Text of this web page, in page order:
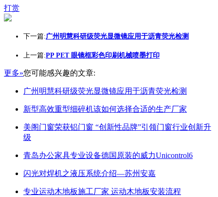
打赏
下一篇:广州明慧科研级荧光显微镜应用于沥青荧光检测
上一篇:PP PET 眼镜框彩色印刷机械喷墨打印
更多»您可能感兴趣的文章:
广州明慧科研级荧光显微镜应用于沥青荧光检测
新型高效重型细碎机该如何选择合适的生产厂家
美阁门窗荣获铝门窗 “创新性品牌”引领门窗行业创新升
级
青岛办公家具专业设备德国原装的威力Unicontrol6
闪光对焊机之液压系统介绍—苏州安嘉
专业运动木地板施工厂家 运动木地板安装流程